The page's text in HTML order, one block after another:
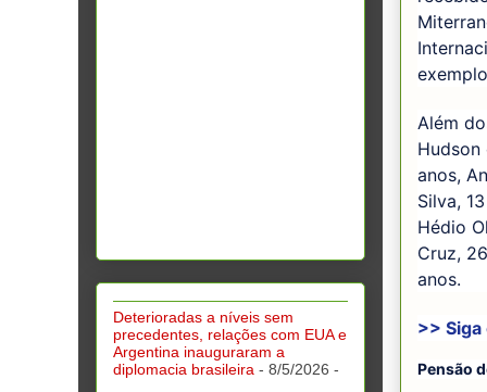
Além
Hudson
anos,
Silva,
Hédio
Cruz,
anos.
>>
Pensão
Deterioradas a níveis sem
precedentes, relações com EUA e
Argentina inauguraram a
diplomacia brasileira - 8/5/2026 -